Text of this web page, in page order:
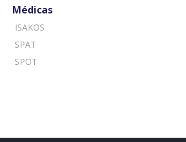
Médicas
 ISAKOS
 SPAT
 SPOT